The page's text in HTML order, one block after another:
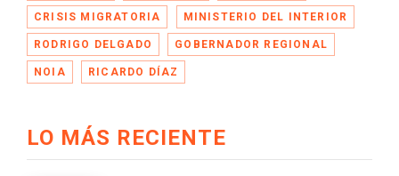
CRISIS MIGRATORIA MINISTERIO DEL INTERIOR
RODRIGO DELGADO GOBERNADOR REGIONAL
NOIA RICARDO DÍAZ
LO MÁS RECIENTE